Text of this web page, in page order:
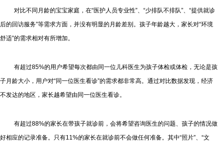
对比不同月龄的宝宝家庭，在“医护人员专业性”、“少排队不排队”、“提供就诊
后的回访服务”等需求方面，并没有明显的月龄差别。孩子年龄越大，家长对“环境
舒适”的需求相对有所增加。
有超过85%的用户希望每次都由同一位儿科医生为孩子体检或体检，无论是孩
子月龄大小，用户对“同一位医生看诊”的需求都非常高。通过对比数据发现，经济
不发达的地区，家长越希望由同一位医生看诊。
有超过88%的家长在带孩子就诊前，会将希望咨询医生的问题、孩子的情况做
好相应的记录准备。只有11%的家长在就诊前不会做任何准备。其中“照片”、“文